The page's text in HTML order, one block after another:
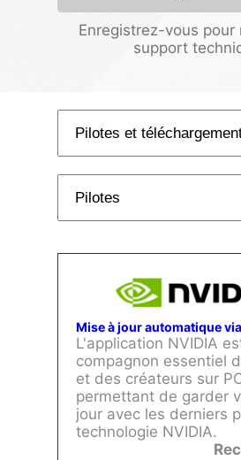
Enregistrez-vous pour
support
Mise à jour automatique
L'application NVIDIA
compagnon essentiel
et des créateurs sur
permettant de garder
jour avec les derniers
technologie NVIDIA.